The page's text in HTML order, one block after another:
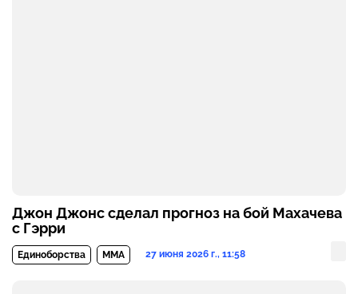
Джон Джонс сделал прогноз на бой Махачева
с Гэрри
Единоборства MMA 27 июня 2026 г., 11:58